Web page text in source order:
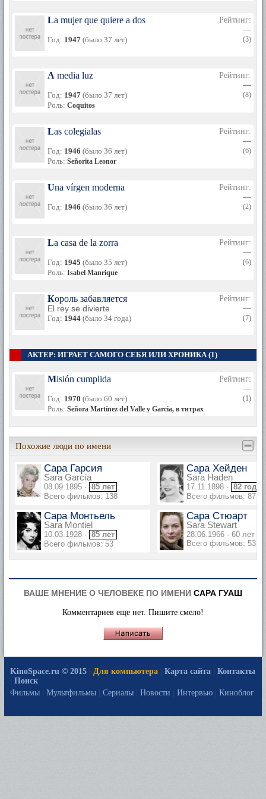
La mujer que quiere a dos
Год: 1947 (было 37 лет)
Рейтинг:
—
(3)
A media luz
Год: 1947 (было 37 лет)
Роль: Coquitos
Рейтинг:
—
(8)
Las colegialas
Год: 1946 (было 36 лет)
Роль: Señorita Leonor
Рейтинг:
—
(6)
Una vírgen moderna
Год: 1946 (было 36 лет)
Рейтинг:
—
(2)
La casa de la zorra
Год: 1945 (было 35 лет)
Роль: Isabel Manrique
Рейтинг:
—
(6)
Король забавляется
El rey se divierte
Год: 1944 (было 34 года)
Рейтинг:
—
(7)
АКТЕР: ИГРАЕТ САМОГО СЕБЯ ИЛИ ХРОНИКА (1)
Misión cumplida
Год: 1970 (было 60 лет)
Роль: Señora Martínez del Valle y Garcia, в титрах не указана
Рейтинг:
—
(1)
Похожие люди по имени
Сара Гарсия
Sara García
08.09.1895 · 85 лет
Всего фильмов: 138
Сара Хейден
Sara Haden
17.11.1898 · 82 года
Всего фильмов: 87
Сара Монтьель
Sara Montiel
10.03.1928 · 85 лет
Всего фильмов: 53
Сара Стюарт
Sara Stewart
28.06.1966 · 60 лет
Всего фильмов: 53
ВАШЕ МНЕНИЕ О ЧЕЛОВЕКЕ ПО ИМЕНИ САРА ГУАШ
Комментариев еще нет. Пишите смело!
KinoSpace.ru © 2015 Для компьютера Карта сайта
Контакты
Поиск
Фильмы
Мультфильмы Сериалы Новости Интервью Киноблог